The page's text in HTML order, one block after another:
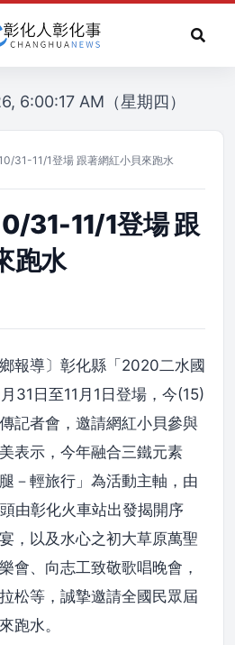
6:00:17 AM（星期四）
31-11/1登場 跟著網紅小貝來跑水
31-11/1登場 跟
跑水
報導〕彰化縣「2020二水國
31日至11月1日登場，今(15)
記者會，邀請網紅小貝參與
表示，今年融合三鐵元素
－輕旅行」為活動主軸，由
由彰化火車站出發揭開序
，以及水心之初大草原萬聖
會、向志工致敬歌唱晚會，
松等，誠摯邀請全國民眾屆
跑水。